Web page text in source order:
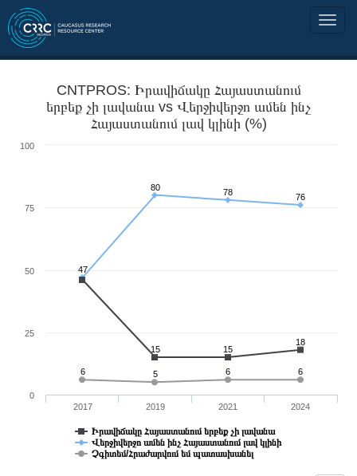
CNTPROS: Իրավիճակը Հայաստանում
երբեք չի լավանա vs Վերջիվերջո ամեն ինչ
Հայաստանում լավ կլինի (%)
6 5 6 6
47
80 78 76
15 15
18
Իրավիճակը Հայաստանում երբեք չի լավանա
Վերջիվերջո ամեն ինչ Հայաստանում լավ կլինի
Չգիտեմ/Հրաժարվում եմ պատասխանել
2017 2019 2021 2024
0
25
50
75
100